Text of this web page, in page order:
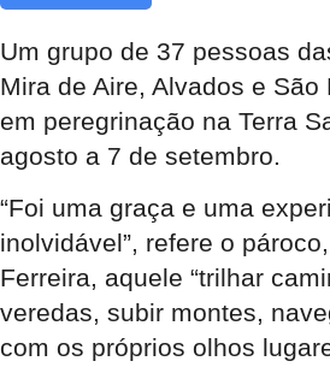
Um grupo de 37 pessoas
Mira de Aire, Alvados e São
em peregrinação na Terra
agosto a 7 de setembro.
“Foi uma graça e uma
inolvidável”, refere o
Ferreira, aquele “trilhar
veredas, subir montes,
com os próprios olhos